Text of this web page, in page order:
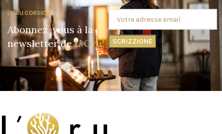
L'ORU CORSICA
Abonnez-vous à la
newsletter deL' Oru!